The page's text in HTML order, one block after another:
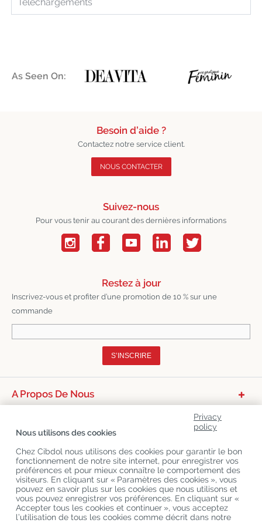
As Seen On:
Besoin d’aide ?
Contactez notre service client.
NOUS CONTACTER
Suivez-nous
Pour vous tenir au courant des dernières informations
Restez à jour
Inscrivez-vous et profiter d’une promotion de 10 % sur une
commande
S’INSCRIRE
A Propos De Nous
Service Clients
Derniers Blogs
Privacy
policy
Nous utilisons des cookies
Chez Cibdol nous utilisons des cookies pour garantir le bon
fonctionnement de notre site internet, pour enregistrer vos
préférences et pour mieux connaître le comportement des
visiteurs. En cliquant sur « Paramètres des cookies », vous
pouvez en savoir plus sur les cookies que nous utilisons et
vous pouvez enregistrer vos préférences. En cliquant sur «
Accepter tous les cookies et continuer », vous acceptez
l’utilisation de tous les cookies comme décrit dans notre
Copyright©CibdolLast updated 06-08-2026
Cibdol France, Place des Grands Hommes, 33000 Bordeaux, France
KvK: 76495035 VAT: NL860644923B01